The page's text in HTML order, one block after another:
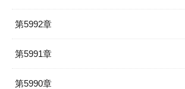
第5992章
第5991章
第5990章